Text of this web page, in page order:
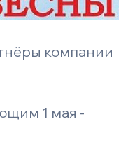
компании
1 мая -